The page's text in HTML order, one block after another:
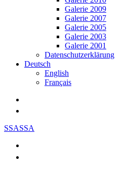
Galerie 2009
Galerie 2007
Galerie 2005
Galerie 2003
Galerie 2001
Datenschutzerklärung
Deutsch
English
Français
SSASSA